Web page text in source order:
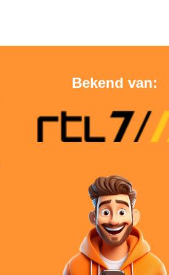
Bekend van: